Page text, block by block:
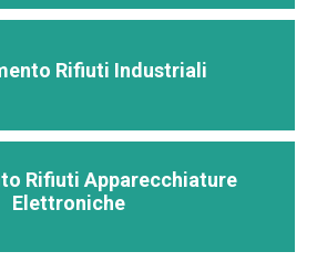
Rifiuti Industriali
Rifiuti Apparecchiature
Elettroniche